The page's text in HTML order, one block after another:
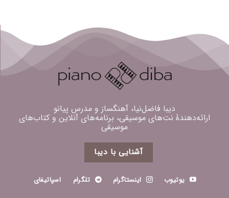
دیبا فاضل‌نیا، آهنگساز و مدرس پیانو
ارائه‌دهندهٔ نت‌های موسیقی، برنامه‌های آنلاین و کتاب‌های
موسیقی
آشنایی با دیبا
یوتیوب اینستاگرام تلگرام اسپاتیفای